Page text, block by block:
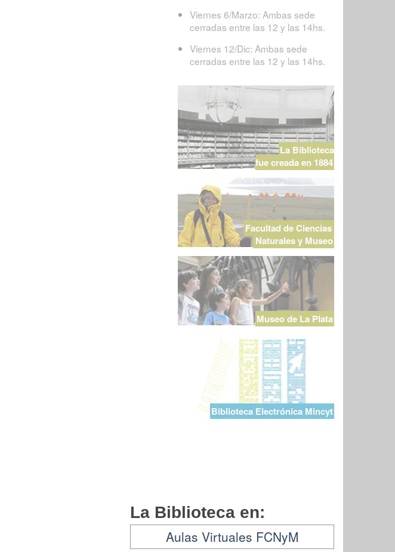
Viernes 6/Marzo: Ambas sede
cerradas entre las 12 y las 14hs.
Viernes 12/Dic: Ambas sede
cerradas entre las 12 y las 14hs.
La Biblioteca
fue creada en 1884
Facultad de Ciencias
Naturales y Museo
Museo de La Plata
Biblioteca Electrónica Mincyt
La Biblioteca en:
Aulas Virtuales FCNyM